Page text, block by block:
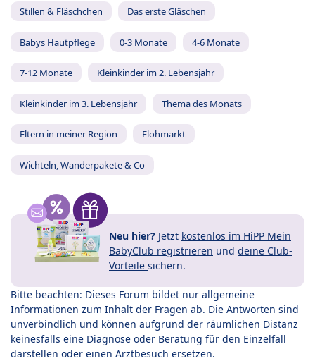
Stillen & Fläschchen Das erste Gläschen
Babys Hautpflege 0-3 Monate 4-6 Monate
7-12 Monate Kleinkinder im 2. Lebensjahr
Kleinkinder im 3. Lebensjahr Thema des Monats
Eltern in meiner Region Flohmarkt
Wichteln, Wanderpakete & Co
Neu hier? Jetzt kostenlos im HiPP Mein
BabyClub registrieren und deine Club-
Vorteile sichern.
Bitte beachten: Dieses Forum bildet nur allgemeine
Informationen zum Inhalt der Fragen ab. Die Antworten sind
unverbindlich und können aufgrund der räumlichen Distanz
keinesfalls eine Diagnose oder Beratung für den Einzelfall
darstellen oder einen Arztbesuch ersetzen.